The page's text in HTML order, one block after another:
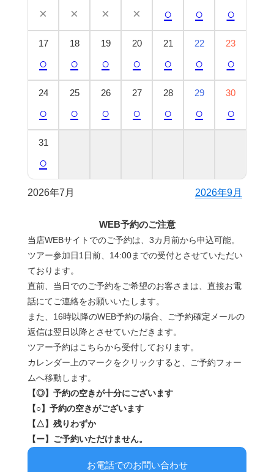
WEB予約のご注意
当店WEBサイトでのご予約は、3カ月前から申込可能。
ツアー参加日1日前、14:00までの受付とさせていただい
ております。
直前、当日でのご予約をご希望のお客さまは、直接お電
話にてご連絡をお願いいたします。
また、16時以降のWEB予約の場合、ご予約確定メールの
返信は翌日以降とさせていただきます。
ツアー予約はこちらから受付しております。
カレンダー上のマークをクリックすると、ご予約フォー
ムへ移動します。
【◎】予約の空きが十分にございます
【○】予約の空きがございます
【△】残りわずか
【ー】ご予約いただけません。
お電話でのお問い合わせ
× × × × ○ ○ ○
17
○
18
○
19
○
20
○
21
○
22
○
23
○
24
○
25
○
26
○
27
○
28
○
29
○
30
○
31
○
2026年7月 2026年9月